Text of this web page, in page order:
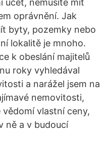
účet, nemusíte mít
oprávnění. Jak
byty, pozemky nebo
lokalitě je mnoho.
k obeslání majitelů
roky vyhledával
a narážel jsem na
nemovitosti,
vlastní ceny,
ně a v budoucí